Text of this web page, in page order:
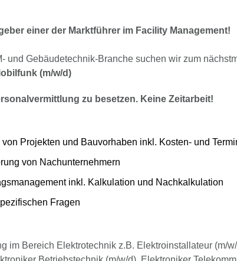
einer der Marktführer im Facility Management!
und Gebäudetechnik-Branche suchen wir zum
(m/w/d)
zu besetzen. Keine Zeitarbeit!
Projekten und Bauvorhaben inkl. Kosten- und
von Nachunternehmern
inkl. Kalkulation und Nachkalkulation
Fragen
im Bereich Elektrotechnik z.B. Elektroinstallateur (m/